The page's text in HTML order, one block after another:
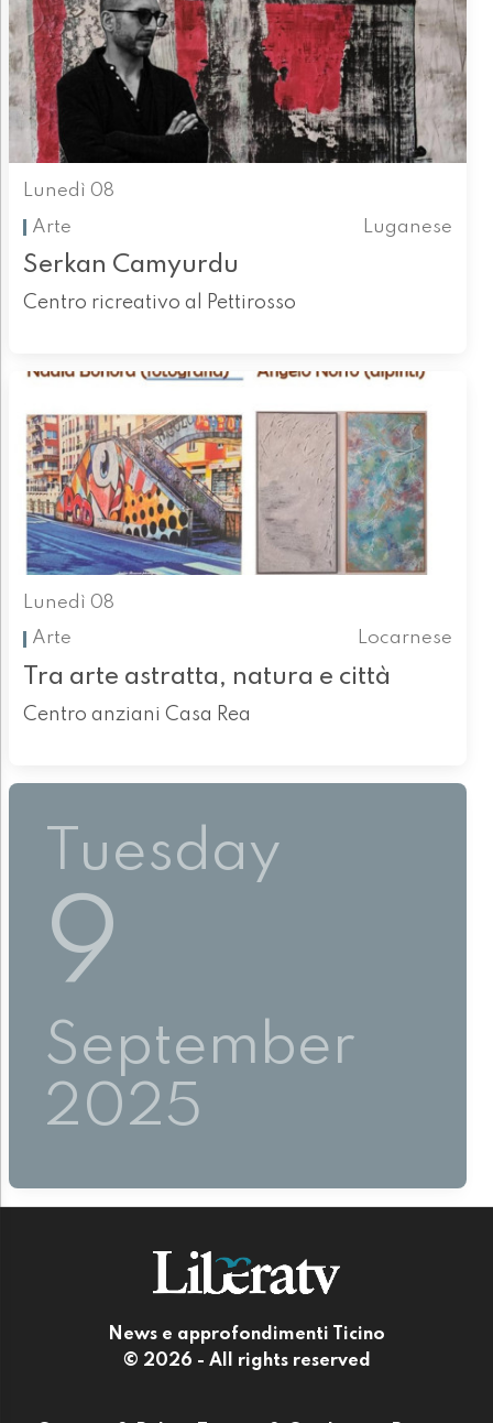
Lunedì 08
Arte
Luganese
Serkan Camyurdu
Centro ricreativo al Pettirosso
Lunedì 08
Arte
Locarnese
Tra arte astratta, natura e città
Centro anziani Casa Rea
Tuesday
9
September
2025
News e approfondimenti Ticino
© 2026 - All rights reserved